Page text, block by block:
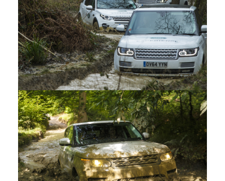
FACEBOOK
X
LINKEDIN
SHARE
LAND ROVER EXPERIENCE
FACEBOOK
X
LINKEDIN